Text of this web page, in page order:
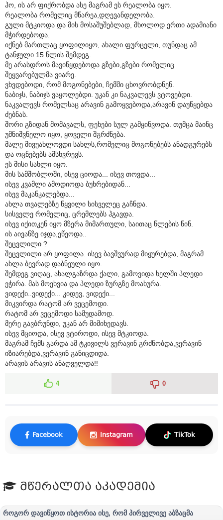
ჰო, ის არ ფიქრობდა ასე მაგრამ ეს რეალობა იყო.
რეალობა რომელიც მწარეა,დღევანდელობა.
გული მტკიოდა და მის მოსაშუშებლად, მხოლოდ ერთი ადამიანი
მჭირდებოდა.
იქნებ მართლაც ყოფილიყო, ახალი ფურცელი, თუნდაც ამ
ტანჯული 15 წლის შემდეგ.
მე არასდროს მავიწყდებოდა გზები,გზები რომელიც
შეყვარებულმა ვიარე.
ვხვდებოდი, რომ მოგონებები, ჩემში ცხოვრობდნენ.
ნაბიჯს, ნაბიჯს ვაყოლებდი. უკან კი ნაკვალევს ვტოვებდი.
ნაკვალევს რომელსაც არავინ გამოყვებოდა,არავინ დაუწყებდა
ძებნას.
შორი გზიდან მომავალს, ფეხები სულ გამყინვოდა. თუმცა მაინც
უმნიშვნელო იყო, ყოველი შგრძნება.
მალე მივუახლოვდი სახლს,რომელიც მოგონებებს ანადგურებს
და ოცნებებს ამსხვრევს.
ეს მისი სახლი იყო.
მის სამშობლოში, ისევ ციოდა... ისევ თოვდა...
ისევ კვამლი ამოდიოდა ბუხრებიდან...
ისევ მაკანკალებდა...
ახლა თვალებზე წყვილი სისველეც გაჩნდა.
სისველე რომელიც, ცრემლებს ჰგავდა.
ისევ იქითკენ იყო მზერა მიმართული, საითაც წლების წინ.
ის აივანზე იჯდა,ეწეოდა..
შეცვლილი ?
შეცვლილი არ ყოფილა. ისევ ბავშვურად მიყურებდა, მაგრამ
ახლა ბევრად დაბნეული იყო.
შემდეგ ვიღაც, ახალგაზრდა ქალი, გამოვიდა ხელში პლედი
ეჭირა. მას მოეხვია და პლედი ზურგზე მოახურა.
ვიდექი..ვიდექი... კიდევ, ვიდექი...
მიკვირდა რატომ არ ვეცემოდი.
რატომ არ ვეცემოდი სამუდამოდ.
მერე გავბრუნდი, უკან არ მიმიხედავს.
ისევ მციოდა, ისევ ვტიროდი, ისევ მტკიოდა.
მაგრამ ჩემს გარდა ამ ტკივილს ვერავინ გრძნობდა,ვერავინ
იზიარებდა,ვერავინ განიცდიდა.
არავის არავის ანაღველდა!!
4 0
Facebook Instagram TikTok
მწერალთა აკადემია
როგორ დავიწყოთ ისტორია ისე, რომ პირველივე აბზაცმა